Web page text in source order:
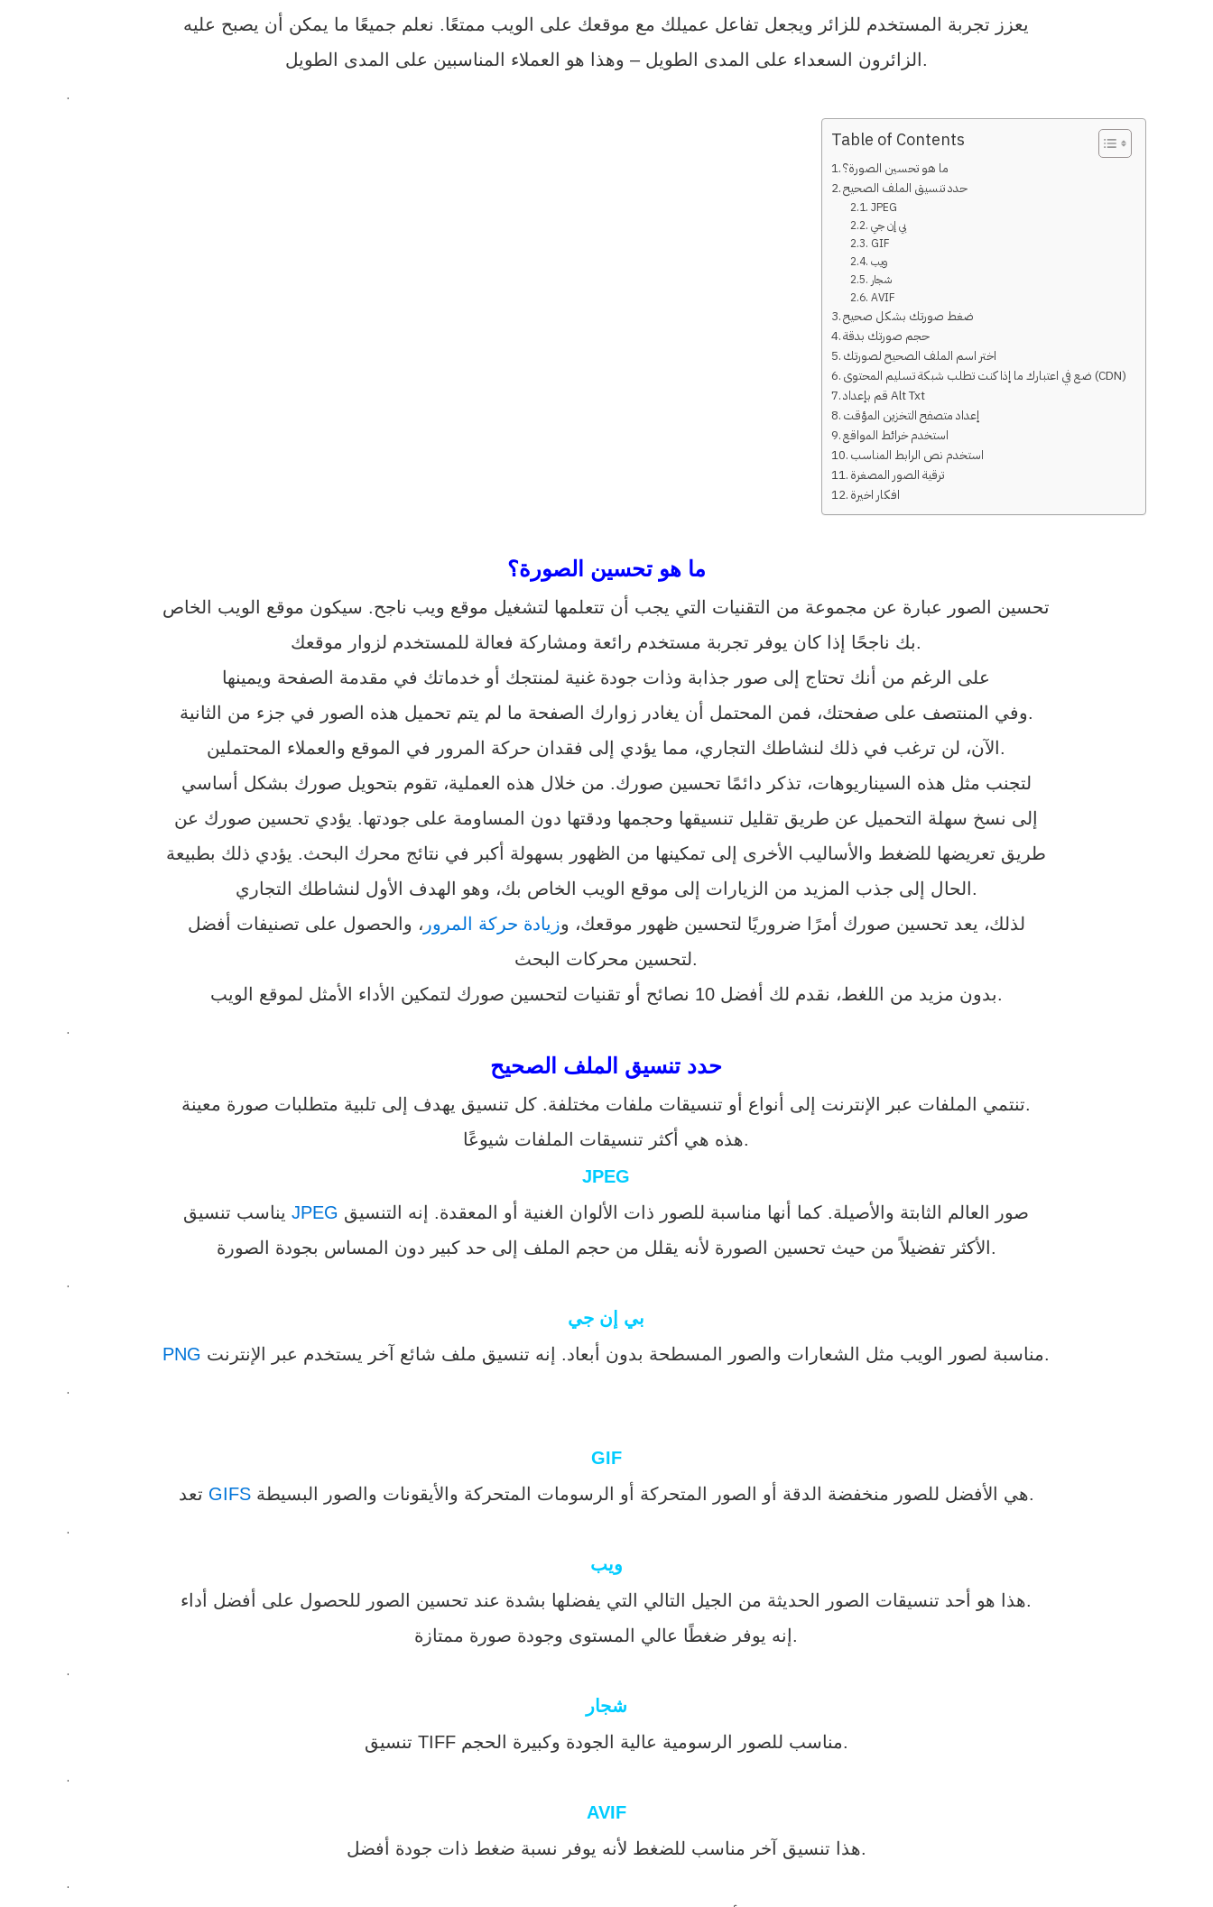
يعزز تجربة المستخدم للزائر ويجعل تفاعل عميلك مع موقعك على الويب ممتعًا. نعلم جميعًا ما يمكن أن يصبح عليه
الزائرون السعداء على المدى الطويل – وهذا هو العملاء المناسبين على المدى الطويل.
.
Table of Contents
ما هو تحسين الصورة؟
حدد تنسيق الملف الصحيح
JPEG
بي إن جي
GIF
ويب
شجار
AVIF
ضغط صورتك بشكل صحيح
حجم صورتك بدقة
اختر اسم الملف الصحيح لصورتك
ضع في اعتبارك ما إذا كنت تطلب شبكة تسليم المحتوى (CDN)
قم بإعداد Alt Txt
إعداد متصفح التخزين المؤقت
استخدم خرائط المواقع
استخدم نص الرابط المناسب
ترقية الصور المصغرة
افكار اخيرة
ما هو تحسين الصورة؟
تحسين الصور عبارة عن مجموعة من التقنيات التي يجب أن تتعلمها لتشغيل موقع ويب ناجح. سيكون موقع الويب الخاص
بك ناجحًا إذا كان يوفر تجربة مستخدم رائعة ومشاركة فعالة للمستخدم لزوار موقعك.
على الرغم من أنك تحتاج إلى صور جذابة وذات جودة غنية لمنتجك أو خدماتك في مقدمة الصفحة ويمينها
وفي المنتصف على صفحتك، فمن المحتمل أن يغادر زوارك الصفحة ما لم يتم تحميل هذه الصور في جزء من الثانية.
الآن، لن ترغب في ذلك لنشاطك التجاري، مما يؤدي إلى فقدان حركة المرور في الموقع والعملاء المحتملين.
لتجنب مثل هذه السيناريوهات، تذكر دائمًا تحسين صورك. من خلال هذه العملية، تقوم بتحويل صورك بشكل أساسي
إلى نسخ سهلة التحميل عن طريق تقليل تنسيقها وحجمها ودقتها دون المساومة على جودتها. يؤدي تحسين صورك عن
طريق تعريضها للضغط والأساليب الأخرى إلى تمكينها من الظهور بسهولة أكبر في نتائج محرك البحث. يؤدي ذلك بطبيعة
الحال إلى جذب المزيد من الزيارات إلى موقع الويب الخاص بك، وهو الهدف الأول لنشاطك التجاري.
لذلك، يعد تحسين صورك أمرًا ضروريًا لتحسين ظهور موقعك، وزيادة حركة المرور ، والحصول على تصنيفات أفضل
لتحسين محركات البحث.
بدون مزيد من اللغط، نقدم لك أفضل 10 نصائح أو تقنيات لتحسين صورك لتمكين الأداء الأمثل لموقع الويب.
.
حدد تنسيق الملف الصحيح
تنتمي الملفات عبر الإنترنت إلى أنواع أو تنسيقات ملفات مختلفة. كل تنسيق يهدف إلى تلبية متطلبات صورة معينة.
هذه هي أكثر تنسيقات الملفات شيوعًا.
JPEG
يناسب تنسيقJPEG صور العالم الثابتة والأصيلة. كما أنها مناسبة للصور ذات الألوان الغنية أو المعقدة. إنه التنسيق
الأكثر تفضيلاً من حيث تحسين الصورة لأنه يقلل من حجم الملف إلى حد كبير دون المساس بجودة الصورة.
.
بي إن جي
PNG
مناسبة لصور الويب مثل الشعارات والصور المسطحة بدون أبعاد. إنه تنسيق ملف شائع آخر يستخدم عبر الإنترنت.
.
GIF
GIFS
هي الأفضل للصور منخفضة الدقة أو الصور المتحركة أو الرسومات المتحركة والأيقونات والصور البسيطة.
.
ويب
هذا هو أحد تنسيقات الصور الحديثة من الجيل التالي التي يفضلها بشدة عند تحسين الصور للحصول على أفضل أداء.
إنه يوفر ضغطًا عالي المستوى وجودة صورة ممتازة.
.
شجار
تنسيق TIFF مناسب للصور الرسومية عالية الجودة وكبيرة الحجم.
.
AVIF
هذا تنسيق آخر مناسب للضغط لأنه يوفر نسبة ضغط ذات جودة أفضل.
.